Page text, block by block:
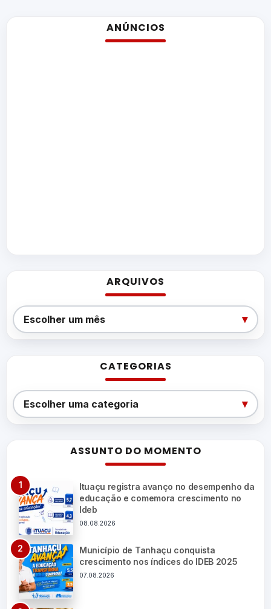
ANÚNCIOS
ARQUIVOS
Arquivos
Escolher um mês ▾
CATEGORIAS
Categorias
Escolher uma categoria ▾
ASSUNTO DO MOMENTO
Ituaçu registra avanço no desempenho da
educação e comemora crescimento no
Ideb
08.08.2026
Município de Tanhaçu conquista
crescimento nos índices do IDEB 2025
07.08.2026